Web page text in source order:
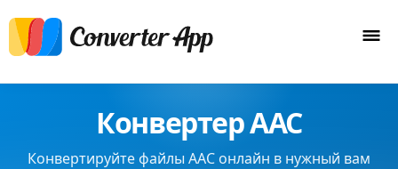
Конвертер AAC
Конвертируйте файлы AAC онлайн в нужный вам